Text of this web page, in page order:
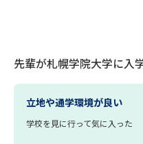
併願校選び
先輩が入学を決めた理由
先輩が札幌学院大学に入
立地や通学環境が良い
学校を見に行って気に入った